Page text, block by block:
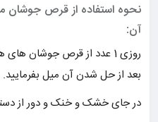
نحوه استفاده از قرص جوشان
آن:
روزی 1 عدد از قرص جوشان
بعد از حل شدن آن میل بفرمایید.
در جای خشک و خنک و دور از